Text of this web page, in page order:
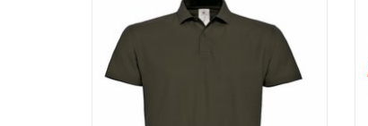
van B&C. Poloshirt verkrijgbaar in maar liefst
20 kleuren in de maten S t/m 4XL !
ringgesponnen katoen (180 gr. p/m)
Ton-sur-ton knoopsluiting.
TOEVOEGEN AAN WINKELWAGEN